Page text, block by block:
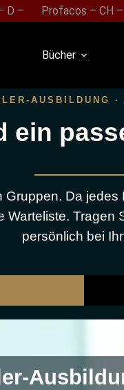
D – Profacos – CH –
Bücher
AUSBILDUNG ·
ein
Da
persönlich bei